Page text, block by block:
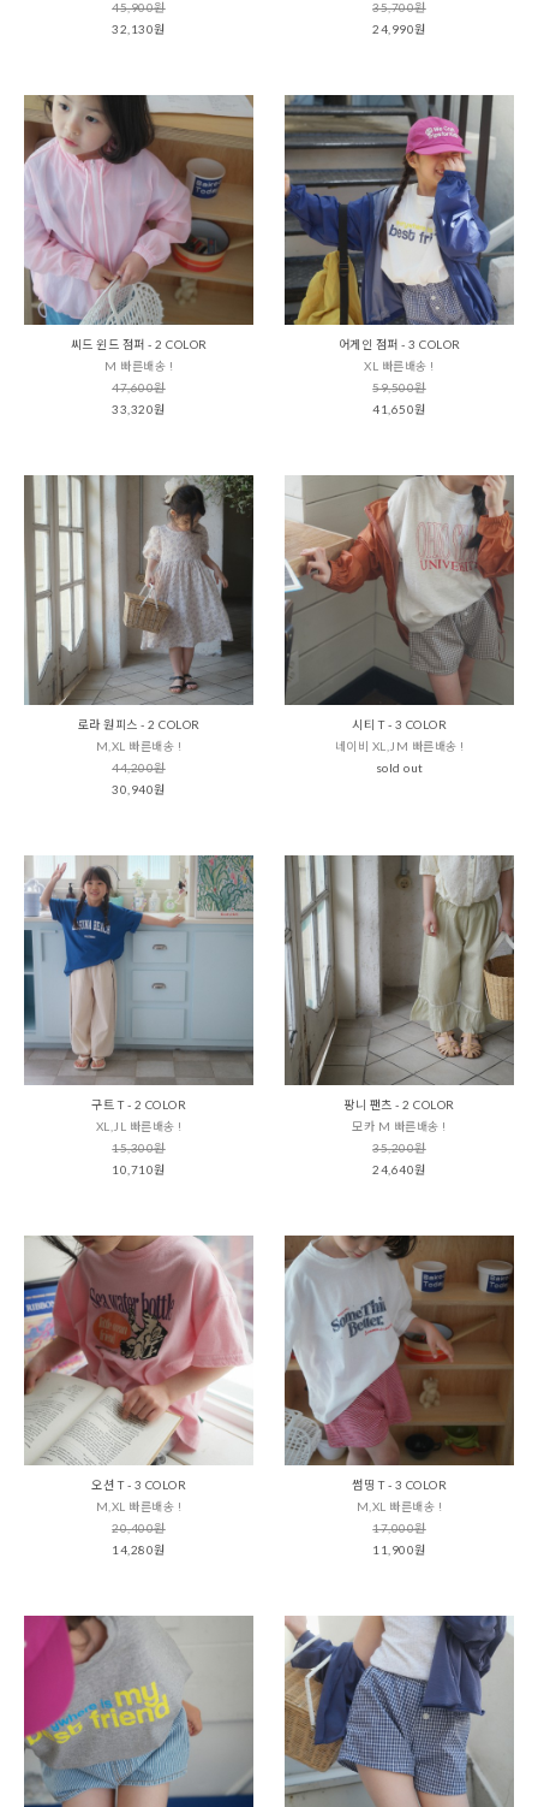
45,900원
32,130원
35,700원
24,990원
씨드 윈드 점퍼 - 2 COLOR
M 빠른배송 !
47,600원
33,320원
어게인 점퍼 - 3 COLOR
XL 빠른배송 !
59,500원
41,650원
로라 원피스 - 2 COLOR
M,XL 빠른배송 !
44,200원
30,940원
시티 T - 3 COLOR
네이비 XL,JM 빠른배송 !
sold out
구트 T - 2 COLOR
XL,JL 빠른배송 !
15,300원
10,710원
팡니 팬츠 - 2 COLOR
모카 M 빠른배송 !
35,200원
24,640원
오션 T - 3 COLOR
M,XL 빠른배송 !
20,400원
14,280원
썸띵 T - 3 COLOR
M,XL 빠른배송 !
17,000원
11,900원